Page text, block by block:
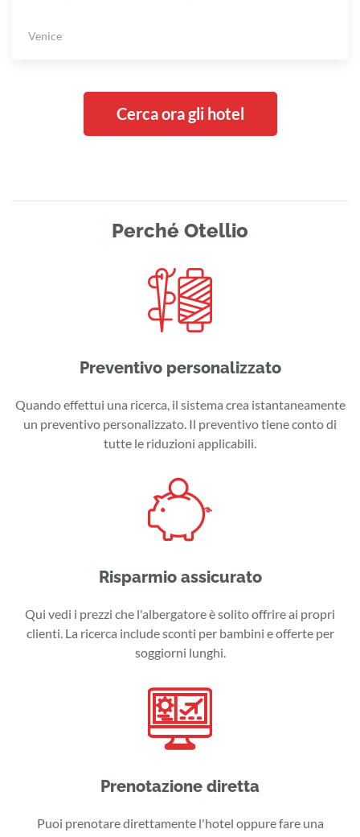
Venice
Cerca ora gli hotel
Perché Otellio
Preventivo personalizzato
Quando effettui una ricerca, il sistema crea istantaneamente
un preventivo personalizzato. Il preventivo tiene conto di
tutte le riduzioni applicabili.
Risparmio assicurato
Qui vedi i prezzi che l'albergatore è solito offrire ai propri
clienti. La ricerca include sconti per bambini e offerte per
soggiorni lunghi.
Prenotazione diretta
Puoi prenotare direttamente l'hotel oppure fare una